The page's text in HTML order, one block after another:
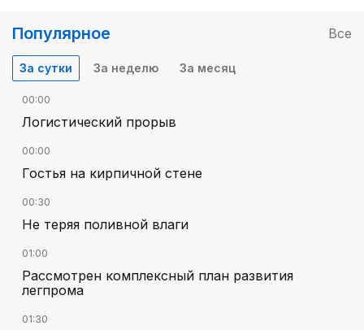
Популярное Все
За сутки За неделю За месяц
00:00
Логистический прорыв
00:00
Гостья на кирпичной стене
00:30
Не теряя поливной влаги
01:00
Рассмотрен комплексный план развития
легпрома
01:30